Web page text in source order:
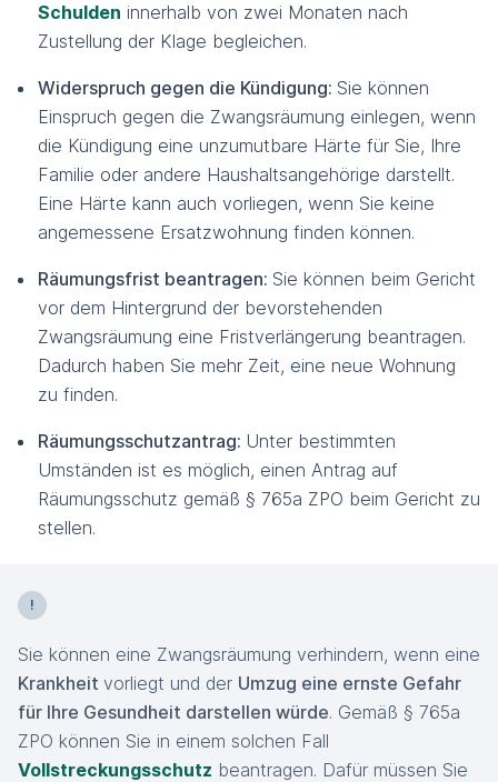
Schulden innerhalb von zwei Monaten nach
Zustellung der Klage begleichen.
Widerspruch gegen die Kündigung: Sie können
Einspruch gegen die Zwangsräumung einlegen, wenn
die Kündigung eine unzumutbare Härte für Sie, Ihre
Familie oder andere Haushaltsangehörige darstellt.
Eine Härte kann auch vorliegen, wenn Sie keine
angemessene Ersatzwohnung finden können.
Räumungsfrist beantragen: Sie können beim Gericht
vor dem Hintergrund der bevorstehenden
Zwangsräumung eine Fristverlängerung beantragen.
Dadurch haben Sie mehr Zeit, eine neue Wohnung
zu finden.
Räumungsschutzantrag: Unter bestimmten
Umständen ist es möglich, einen Antrag auf
Räumungsschutz gemäß § 765a ZPO beim Gericht zu
stellen.
Sie können eine Zwangsräumung verhindern, wenn eine
Krankheit vorliegt und der Umzug eine ernste Gefahr
für Ihre Gesundheit darstellen würde. Gemäß § 765a
ZPO können Sie in einem solchen Fall
Vollstreckungsschutz beantragen. Dafür müssen Sie